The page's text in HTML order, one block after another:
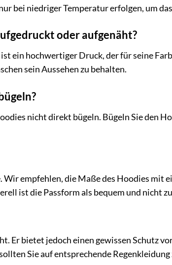
bei niedriger Temperatur erfolgen, um
oder aufgenäht?
ist ein hochwertiger Druck, der für seine
sein Aussehen zu behalten.
nicht direkt bügeln. Bügeln Sie den
empfehlen, die Maße des Hoodies mit
ist die Passform als bequem und nicht
Er bietet jedoch einen gewissen Schutz
Sie auf entsprechende